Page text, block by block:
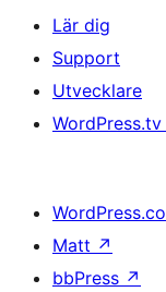
Lär dig
Support
Utvecklare
WordPress.tv
Matt ↗
bbPress ↗